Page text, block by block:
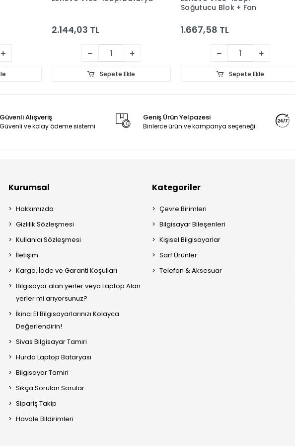
2.144,03 TL
Sepete Ekle
Soğutucu Blok + Fan
1.667,58 TL
Sepete Ekle
Güvenli Alışveriş
Güvenli ve kolay ödeme sistemi
Geniş Ürün Yelpazesi
Binlerce ürün ve kampanya seçeneği
Kurumsal
Hakkımızda
Gizlilik Sözleşmesi
Kullanıcı Sözleşmesi
İletişim
Kargo, İade ve Garanti Koşulları
Bilgisayar alan yerler veya Laptop Alan
yerler mi arıyorsunuz?
İkinci El Bilgisayarlarınızı Kolayca
Değerlendirin!
Sivas Bilgisayar Tamiri
Hurda Laptop Bataryası
Bilgisayar Tamiri
Sıkça Sorulan Sorular
Sipariş Takip
Havale Bildirimleri
Kategoriler
Çevre Birimleri
Bilgisayar Bileşenleri
Kişisel Bilgisayarlar
Sarf Ürünler
Telefon & Aksesuar